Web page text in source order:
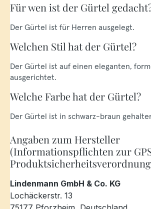
Für wen ist der Gürtel
Der Gürtel ist für Herren ausgelegt.
Welchen Stil hat der Gürtel?
Der Gürtel ist auf einen eleganten,
ausgerichtet.
Welche Farbe hat der Gürtel?
Der Gürtel ist in schwarz-braun
Angaben zum Hersteller
(Informationspflichten zur
Lindenmann GmbH & Co. KG
Lochäckerstr. 13